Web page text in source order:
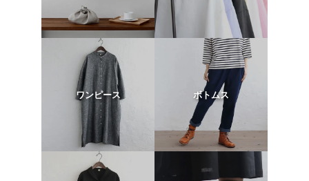
ワンピース ボトムス